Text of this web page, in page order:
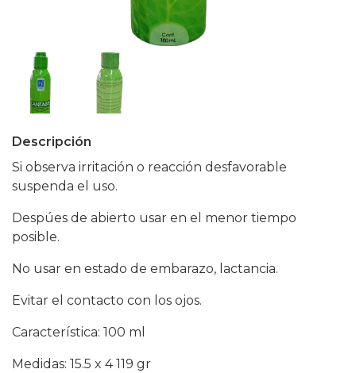
Descripción
Si observa irritación o reacción desfavorable
suspenda el uso.
Despúes de abierto usar en el menor tiempo
posible.
No usar en estado de embarazo, lactancia.
Evitar el contacto con los ojos.
Característica: 100 ml
Medidas: 15.5 x 4 119 gr